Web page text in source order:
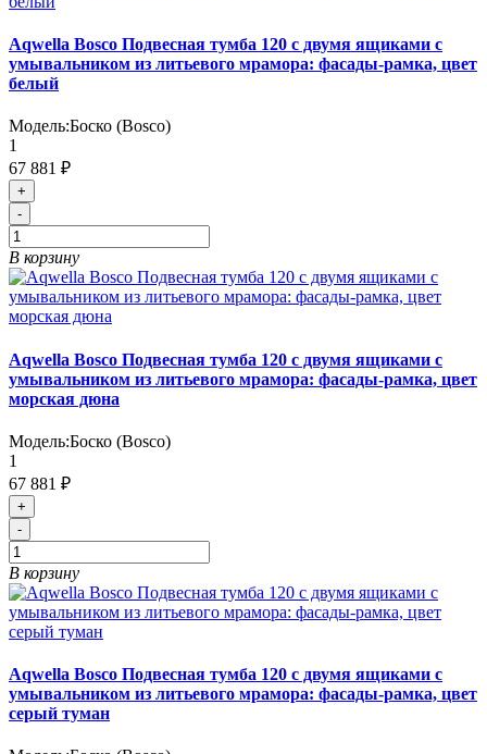
Aqwella Bosco Подвесная тумба 120 с двумя ящиками с
умывальником из литьевого мрамора: фасады-рамка, цвет
белый
Модель:Боско (Bosco)
1
67 881 ₽
+
-
В корзину
Aqwella Bosco Подвесная тумба 120 с двумя ящиками с
умывальником из литьевого мрамора: фасады-рамка, цвет
морская дюна
Модель:Боско (Bosco)
1
67 881 ₽
+
-
В корзину
Aqwella Bosco Подвесная тумба 120 с двумя ящиками с
умывальником из литьевого мрамора: фасады-рамка, цвет
серый туман